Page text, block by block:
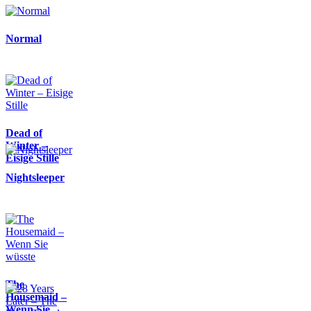
Normal
Dead of
Winter –
Eisige Stille
Nightsleeper
The
Housemaid –